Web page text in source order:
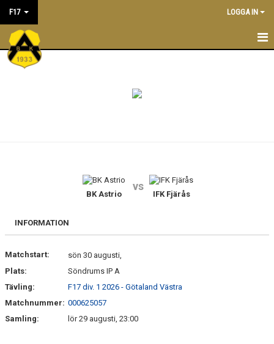
F17 LOGGA IN
F17
BK Astrio
vs
IFK Fjärås
INFORMATION
Matchstart:
sön 30 augusti,
Plats:
Söndrums IP A
Tävling:
F17 div. 1 2026 - Götaland Västra
Matchnummer: 000625057
Samling:
lör 29 augusti, 23:00